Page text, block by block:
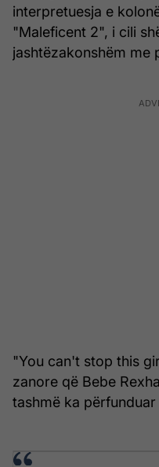
interpretuesja e
"Maleficent 2", i cili
jashtëzakonshëm me
"You can't stop this
zanore që Bebe
tashmë ka